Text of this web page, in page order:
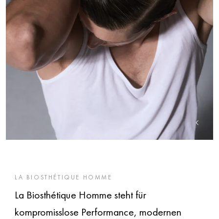
LA BIOSTHÉTIQUE HOMME
La Biosthétique Homme steht für
kompromisslose Performance, modernen